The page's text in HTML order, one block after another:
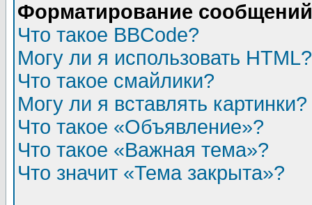
Форматирование
Что такое BBCode?
Могу ли я использовать HTML?
Что такое смайлики?
Могу ли я вставлять картинки?
Что такое «Объявление»?
Что такое «Важная тема»?
Что значит «Тема закрыта»?